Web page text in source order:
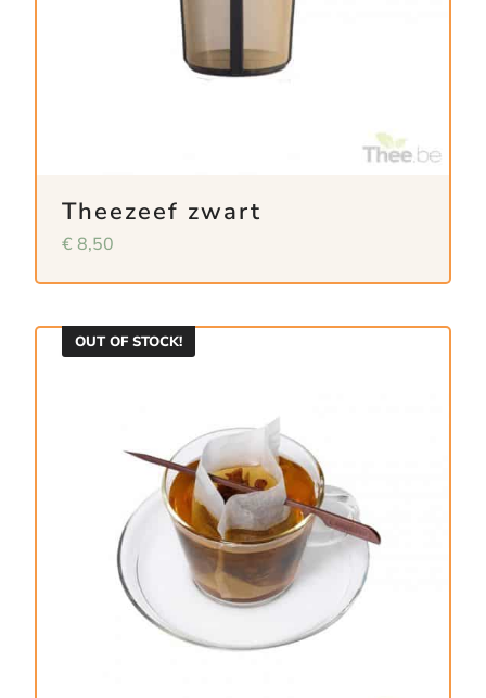
Theezeef zwart
€ 8,50
OUT OF STOCK!